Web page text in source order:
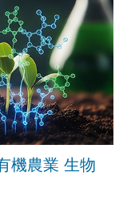
機農業 生物